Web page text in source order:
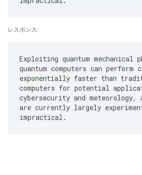
レスポンス:
Exploiting quantum mechanical
quantum computers can perform
exponentially faster than
computers for potential
cybersecurity and meteorology,
are currently largely